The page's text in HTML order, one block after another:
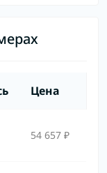
Цена
54 657 ₽